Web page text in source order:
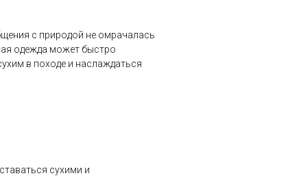
с природой не омрачалась
одежда может быстро
в походе и наслаждаться
сухими и